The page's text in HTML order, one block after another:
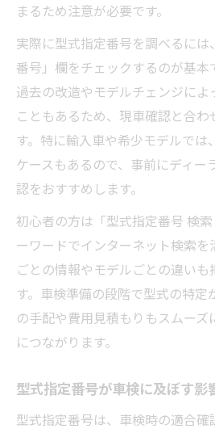
まるため注意が必要です。
実際に型式指定番号を調べるには
番号」欄をチェックするのが基本
過去の改造やモデルチェンジによ
こともあるため、現車確認と合
す。特に輸入車や希少モデルでは
ケースもあるので、事前にディー
認をおすすめします。
初心者の方は「型式指定番号 検
ーワードでインターネット検索を
ごとの情報やモデルごとの違い
す。車検準備の段階で型式の特定
の手配や費用見積もりもスムー
につながります。
型式指定番号が車検に及ぼす影
型式指定番号は、車検時の適合